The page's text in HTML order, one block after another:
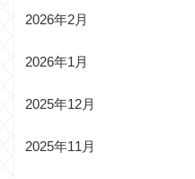
2026年2月
2026年1月
2025年12月
2025年11月